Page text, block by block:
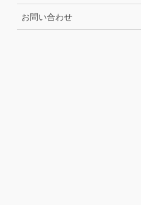
お問い合わせ